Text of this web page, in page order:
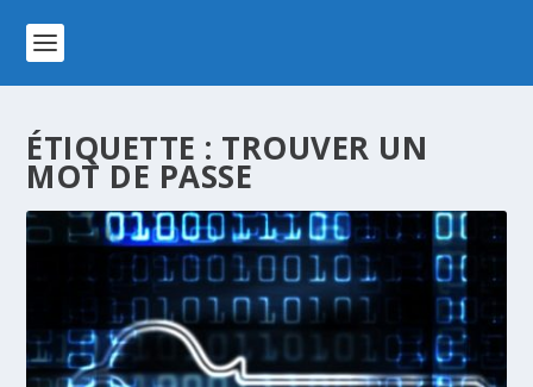
ÉTIQUETTE : TROUVER UN
MOT DE PASSE